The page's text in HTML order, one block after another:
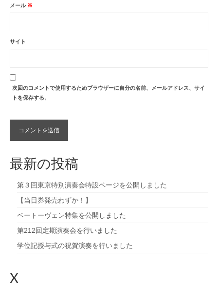
メール ※
サイト
次回のコメントで使用するためブラウザーに自分の名前、メールアドレス、サイ
トを保存する。
最新の投稿
第３回東京特別演奏会特設ページを公開しました
【当日券発売わずか！】
ベートーヴェン特集を公開しました
第212回定期演奏会を行いました
学位記授与式の祝賀演奏を行いました
X